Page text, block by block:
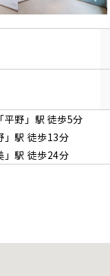
「平野 」駅 徒歩5分
」駅 徒歩13分
」駅 徒歩24分